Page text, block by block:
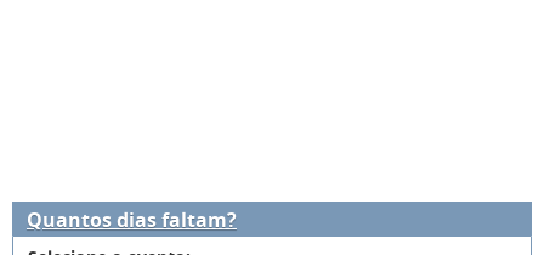
Quantos dias faltam?